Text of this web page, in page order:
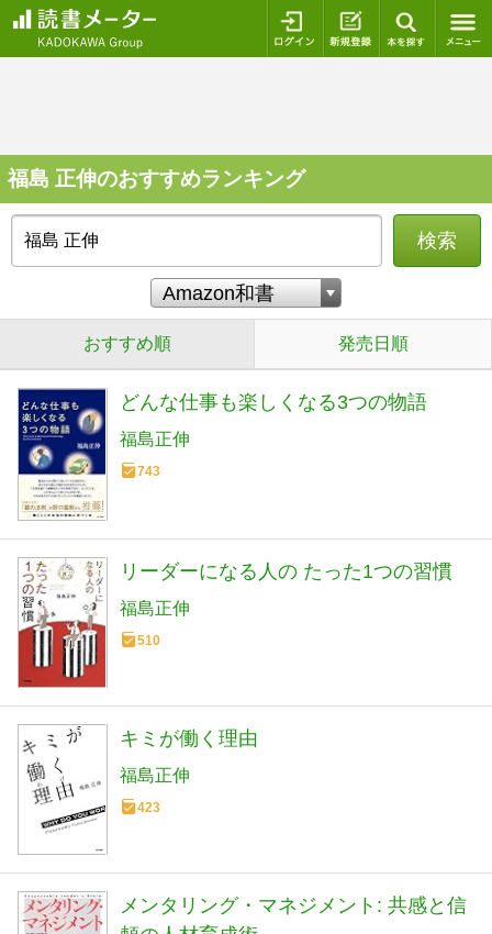
ログイン 新規登録
福島 正伸のおすすめランキング
検索
おすすめ順 発売日順
どんな仕事も楽しくなる3つの物語
福島正伸
743
リーダーになる人の たった1つの習慣
福島正伸
510
キミが働く理由
福島正伸
423
メンタリング・マネジメント: 共感と信